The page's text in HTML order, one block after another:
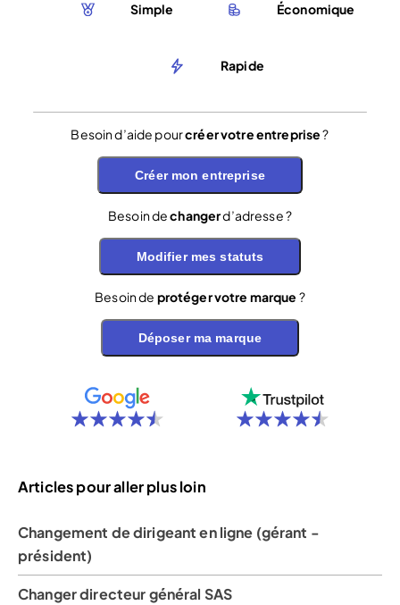
Simple Économique
Rapide
Besoin d’aide pourcréer votre entreprise?
Créer mon entreprise
Besoin dechangerd’adresse ?
Modifier mes statuts
Besoin de protéger votre marque ?
Déposer ma marque
Articles pour aller plus loin
Changement de dirigeant en ligne (gérant -
président)
Changer directeur général SAS